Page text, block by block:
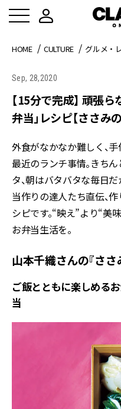
HOME CULTURE グルメ・
Sep, 28,2020
【15分で完成】 頑張
弁当」レシピ【ささみ
外食がなかなか難しく、
最近のランチ事情。きち
タ、朝はバタバタな毎日
当作りの達人たち直伝、
シピです。“映え”より“美
お弁当生活を。
山本千織さんの『ささ
ご飯とともに楽しめる
当